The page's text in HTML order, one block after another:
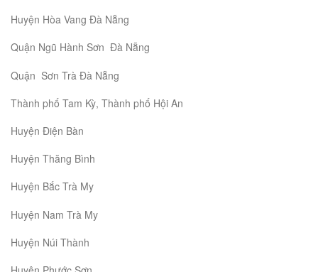
Huyện Hòa Vang Đà Nẵng
Quận Ngũ Hành Sơn Đà Nẵng
Quận Sơn Trà Đà Nẵng
Thành phố Tam Kỳ, Thành phố Hội An
Huyện Điện Bàn
Huyện Thăng Bình
Huyện Bắc Trà My
Huyện Nam Trà My
Huyện Núi Thành